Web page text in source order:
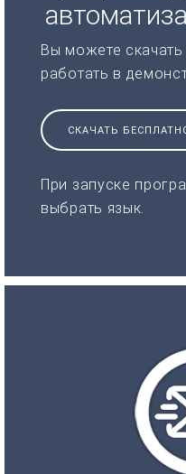
Вы можете
работать в
СКАЧАТЬ
При запуске
выбрать язык.